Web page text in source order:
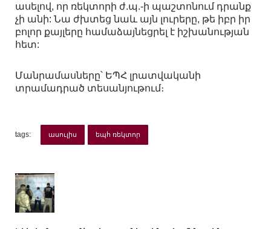
ասելով, որ ռեկտորի ժ.պ.-ի պաշտոնում դրանք
չի անի: Նա ժխտեց նաև այն լուրերը, թե իբր իր
բոլոր քայլերը համաձայնեցրել է իշխանության
հետ:
Մանրամասները՝ ԵՊՀ լրատվականի
տրամադրած տեսանյութում։
tags: ասուլիս եպհ ռեկտոր